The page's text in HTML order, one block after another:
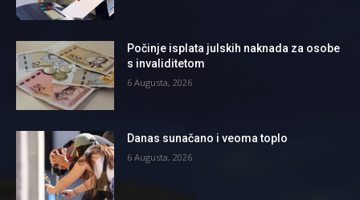
Počinje isplata julskih naknada za osobe
s invaliditetom
6 Augusta, 2026
Danas sunačano i veoma toplo
6 Augusta, 2026